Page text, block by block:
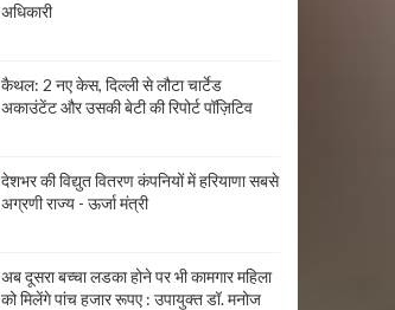
अधिकारी
कैथल: 2 नए केस, दिल्ली से लौटा चार्टेड
अकाउंटेंट और उसकी बेटी की रिपोर्ट पॉज़िटिव
देशभर की विद्युत वितरण कंपनियों में हरियाणा सबसे
अग्रणी राज्य - ऊर्जा मंत्री
अब दूसरा बच्चा लडका होने पर भी कामगार महिला
को मिलेंगे पांच हजार रूपए : उपायुक्त डॉ. मनोज